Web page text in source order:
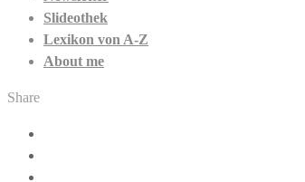
Slideothek
Lexikon von A-Z
About me
Share